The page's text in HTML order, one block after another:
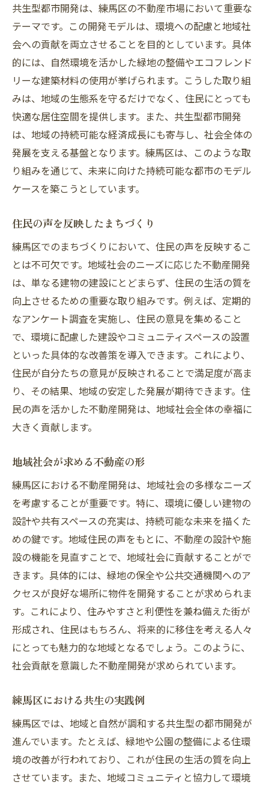
共生型都市開発は、練馬区の不動産市場において重要な
テーマです。この開発モデルは、環境への配慮と地域社
会への貢献を両立させることを目的としています。具体
的には、自然環境を活かした緑地の整備やエコフレンド
リーな建築材料の使用が挙げられます。こうした取り組
みは、地域の生態系を守るだけでなく、住民にとっても
快適な居住空間を提供します。また、共生型都市開発
は、地域の持続可能な経済成長にも寄与し、社会全体の
発展を支える基盤となります。練馬区は、このような取
り組みを通じて、未来に向けた持続可能な都市のモデル
ケースを築こうとしています。
住民の声を反映したまちづくり
練馬区でのまちづくりにおいて、住民の声を反映するこ
とは不可欠です。地域社会のニーズに応じた不動産開発
は、単なる建物の建設にとどまらず、住民の生活の質を
向上させるための重要な取り組みです。例えば、定期的
なアンケート調査を実施し、住民の意見を集めること
で、環境に配慮した建設やコミュニティスペースの設置
といった具体的な改善策を導入できます。これにより、
住民が自分たちの意見が反映されることで満足度が高ま
り、その結果、地域の安定した発展が期待できます。住
民の声を活かした不動産開発は、地域社会全体の幸福に
大きく貢献します。
地域社会が求める不動産の形
練馬区における不動産開発は、地域社会の多様なニーズ
を考慮することが重要です。特に、環境に優しい建物の
設計や共有スペースの充実は、持続可能な未来を描くた
めの鍵です。地域住民の声をもとに、不動産の設計や施
設の機能を見直すことで、地域社会に貢献することがで
きます。具体的には、緑地の保全や公共交通機関へのア
クセスが良好な場所に物件を開発することが求められま
す。これにより、住みやすさと利便性を兼ね備えた街が
形成され、住民はもちろん、将来的に移住を考える人々
にとっても魅力的な地域となるでしょう。このように、
社会貢献を意識した不動産開発が求められています。
練馬区における共生の実践例
練馬区では、地域と自然が調和する共生型の都市開発が
進んでいます。たとえば、緑地や公園の整備による住環
境の改善が行われており、これが住民の生活の質を向上
させています。また、地域コミュニティと協力して環境